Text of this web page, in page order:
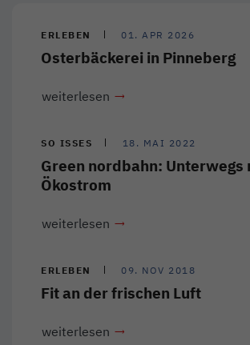
ERLEBEN 01. APR 2026
Osterbäckerei in Pinneberg
weiterlesen
SO ISSES 18. MAI 2022
Green nordbahn: Unterwegs
Ökostrom
weiterlesen
ERLEBEN 09. NOV 2018
Fit an der frischen Luft
weiterlesen